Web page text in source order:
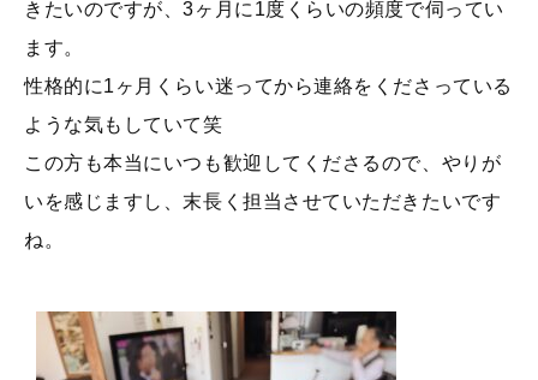
きたいのですが、3ヶ月に1度くらいの頻度で伺ってい
ます。
性格的に1ヶ月くらい迷ってから連絡をくださっている
ような気もしていて笑
この方も本当にいつも歓迎してくださるので、やりが
いを感じますし、末長く担当させていただきたいです
ね。